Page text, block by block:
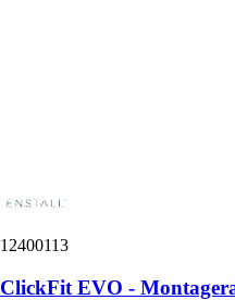
12400113
ClickFit EVO -